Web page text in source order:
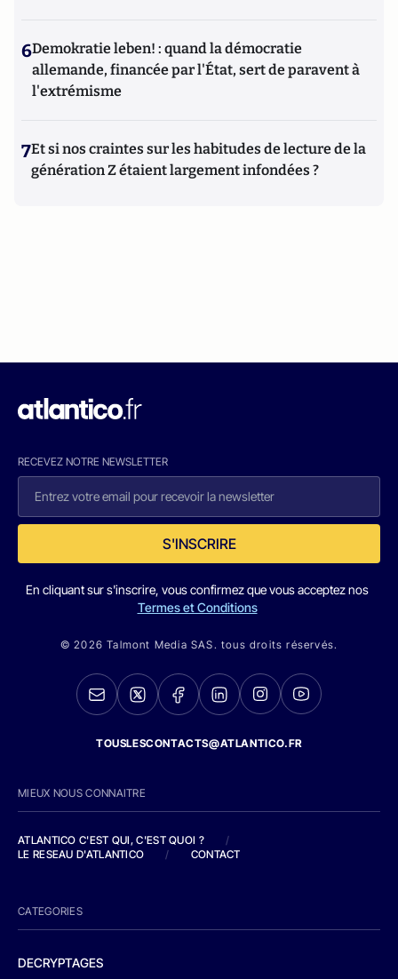
6Demokratie leben! : quand la démocratie
allemande, financée par l'État, sert de paravent à
l'extrémisme
7Et si nos craintes sur les habitudes de lecture de la
génération Z étaient largement infondées ?
RECEVEZ NOTRE NEWSLETTER
S'INSCRIRE
En cliquant sur s'inscrire, vous confirmez que vous acceptez nos
Termes et Conditions
© 2026 Talmont Media SAS. tous droits réservés.
TOUSLESCONTACTS@ATLANTICO.FR
MIEUX NOUS CONNAITRE
ATLANTICO C'EST QUI, C'EST QUOI ?
/
LE RESEAU D'ATLANTICO
/ CONTACT
CATEGORIES
DECRYPTAGES